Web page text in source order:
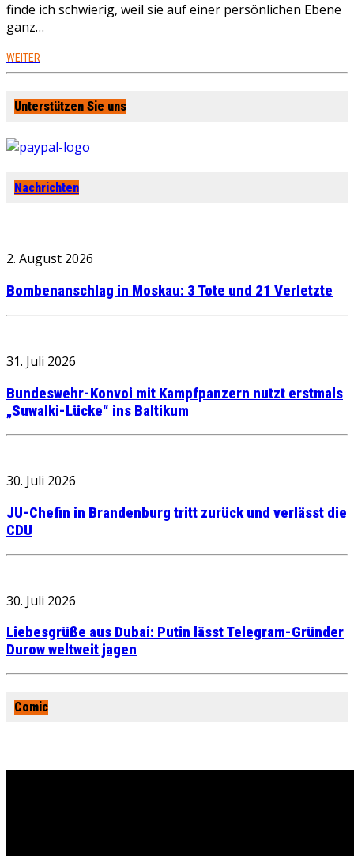
finde ich schwierig, weil sie auf einer persönlichen Ebene
ganz…
WEITER
Unterstützen Sie uns
Nachrichten
2. August 2026
Bombenanschlag in Moskau: 3 Tote und 21 Verletzte
31. Juli 2026
Bundeswehr-Konvoi mit Kampfpanzern nutzt erstmals
„Suwalki-Lücke“ ins Baltikum
30. Juli 2026
JU-Chefin in Brandenburg tritt zurück und verlässt die
CDU
30. Juli 2026
Liebesgrüße aus Dubai: Putin lässt Telegram-Gründer
Durow weltweit jagen
Comic